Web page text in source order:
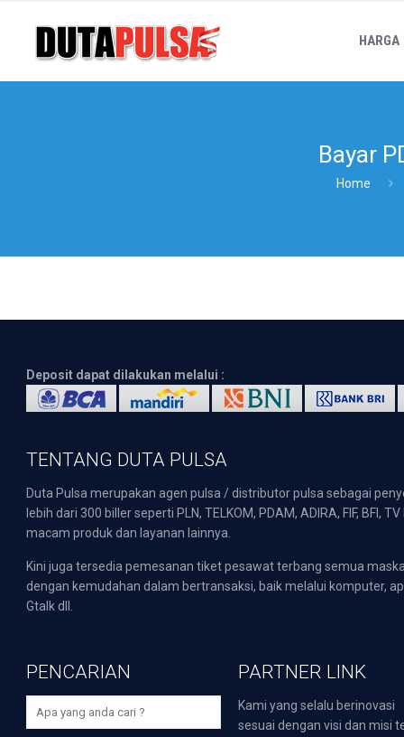
HARGA
Bayar
Home
Deposit dapat dilakukan melalui :
TENTANG DUTA PULSA
Duta Pulsa merupakan agen pulsa / distributor pulsa sebagai
lebih dari 300 biller seperti PLN, TELKOM, PDAM, ADIRA, FIF,
macam produk dan layanan lainnya.
Kini juga tersedia pemesanan tiket pesawat terbang semua
dengan kemudahan dalam bertransaksi, baik melalui komputer,
Gtalk dll.
PENCARIAN PARTNER LINK
Kami yang selalu berinovasi
sesuai dengan visi dan misi